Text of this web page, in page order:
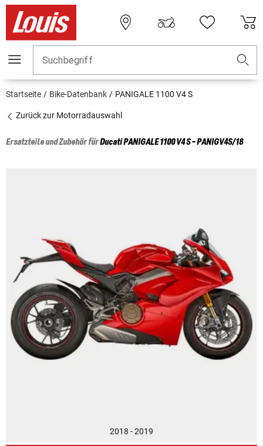
Suchbegriff
Startseite Bike-Datenbank PANIGALE 1100 V4 S
Zurück zur Motorradauswahl
Ersatzteile und Zubehör fürDucatiPANIGALE 1100 V4 S - PANIGV4S/18
2018 - 2019